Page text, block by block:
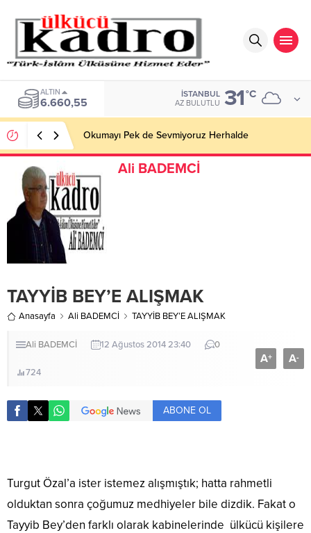
ALTIN
6.660,55
İSTANBUL
AZ BULUTLU 31°C
Okumayı Pek de Sevmiyoruz Herhalde
Ali BADEMCİ
TAYYİB BEY’E ALIŞMAK
Anasayfa Ali BADEMCİ TAYYİB BEY’E ALIŞMAK
Ali BADEMCİ 12 Ağustos 2014 23:40 0
724
A+ A-
ABONE OL
Turgut Özal’a ister istemez alışmıştık; hatta rahmetli
olduktan sonra çoğumuz medhiyeler bile dizdik. Fakat o
Tayyib Bey’den farklı olarak kabinelerinde ülkücü kişilere